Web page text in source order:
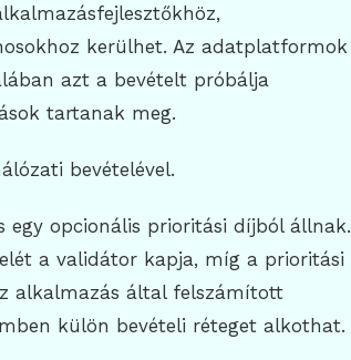
kerülhet. Az adatplatformok
azt a bevételt próbálja
tartanak meg.
bevételével.
egy opcionális prioritási díjból állnak.
a validátor kapja, míg a prioritási
alkalmazás által felszámított
külön bevételi réteget alkothat.